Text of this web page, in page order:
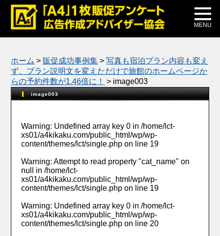
MENU
メディア掲載
公式ブログ
ホーム > 販促成功事例集 >写真も宿泊プラン内容も変え
ず、プラン説明文を変えただけで旅館のホームページか
らの予約件数が1.46倍に！
> image003
image003
Warning: Undefined array key 0 in/home/lct-
xs01/a4kikaku.com/public_html/wp/wp-
content/themes/lct/single.php on line 19
Warning: Attempt to read property "cat_name" on
null in/home/lct-
xs01/a4kikaku.com/public_html/wp/wp-
content/themes/lct/single.php on line 19
Warning: Undefined array key 0 in/home/lct-
xs01/a4kikaku.com/public_html/wp/wp-
content/themes/lct/single.php on line 20